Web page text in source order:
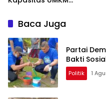
EksporBaca Juga
Partai
Bakti
Politik 1